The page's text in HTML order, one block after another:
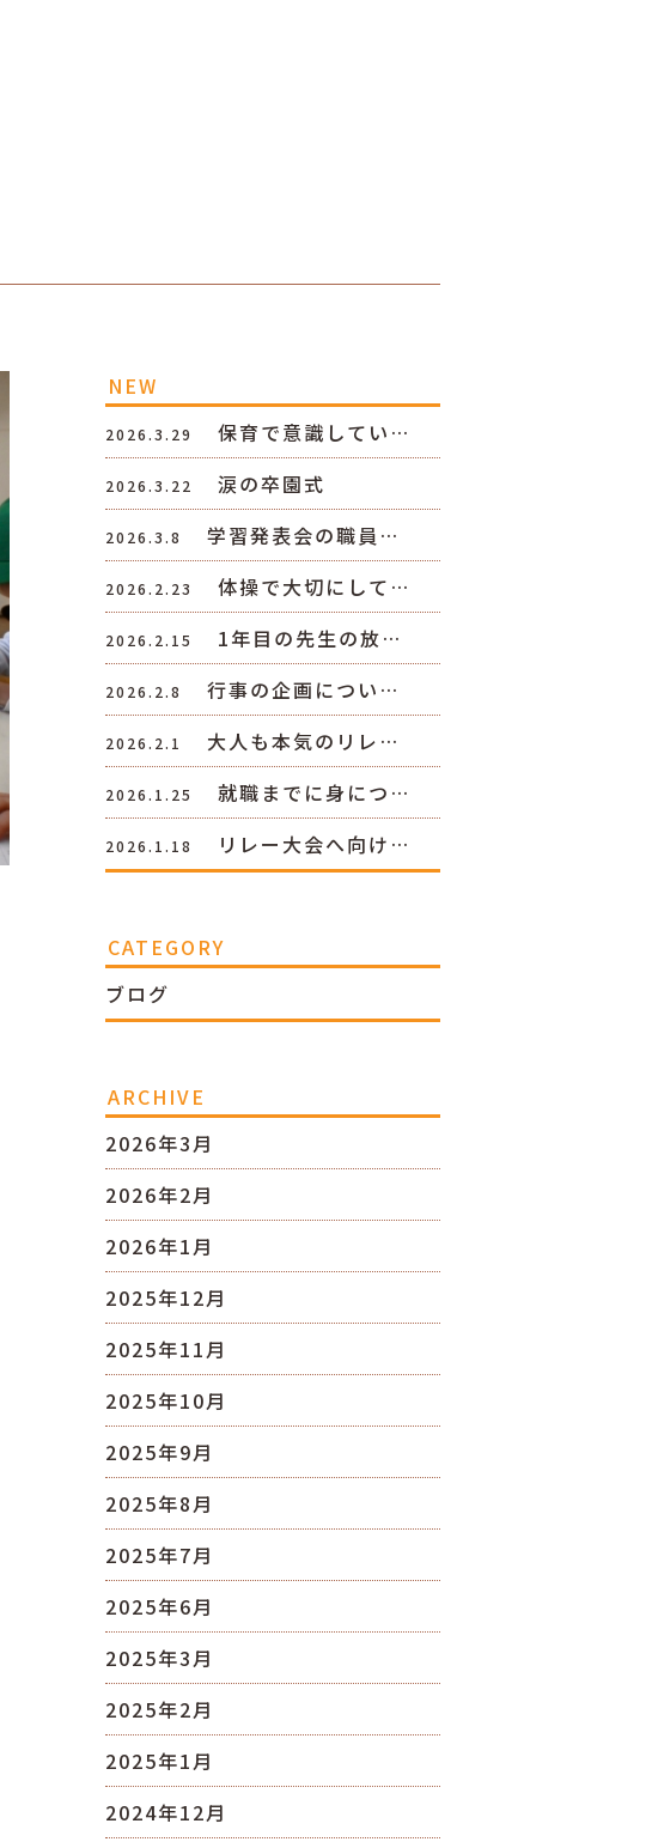
NEW
2026.3.29 保育で意識してい…
2026.3.22 涙の卒園式
2026.3.8 学習発表会の職員…
2026.2.23 体操で大切にして…
2026.2.15 1年目の先生の放…
2026.2.8 行事の企画につい…
2026.2.1 大人も本気のリレ…
2026.1.25 就職までに身につ…
2026.1.18 リレー大会へ向け…
CATEGORY
ブログ
ARCHIVE
2026年3月
2026年2月
2026年1月
2025年12月
2025年11月
2025年10月
2025年9月
2025年8月
2025年7月
2025年6月
2025年3月
2025年2月
2025年1月
2024年12月